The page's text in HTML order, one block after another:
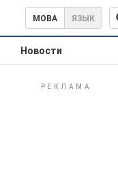
МОВА ЯЗЫК
Новости